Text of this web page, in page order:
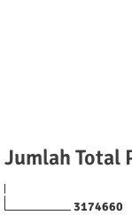
Jumlah Total
3174660